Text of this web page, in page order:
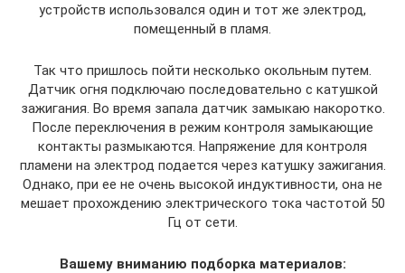
устройств использовался один и тот же электрод,
помещенный в пламя.
Так что пришлось пойти несколько окольным путем.
Датчик огня подключаю последовательно с катушкой
зажигания. Во время запала датчик замыкаю накоротко.
После переключения в режим контроля замыкающие
контакты размыкаются. Напряжение для контроля
пламени на электрод подается через катушку зажигания.
Однако, при ее не очень высокой индуктивности, она не
мешает прохождению электрического тока частотой 50
Гц от сети.
Вашему вниманию подборка материалов: